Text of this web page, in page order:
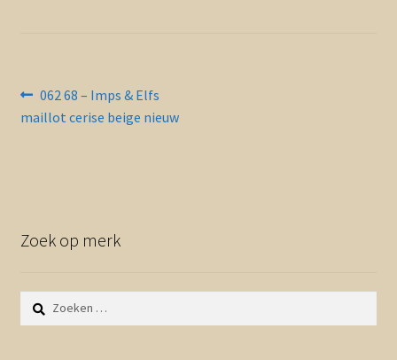
Bericht
navigatie
Vorig
bericht:
062 68 – Imps & Elfs
maillot cerise beige nieuw
Zoek op merk
Zoeken
naar: